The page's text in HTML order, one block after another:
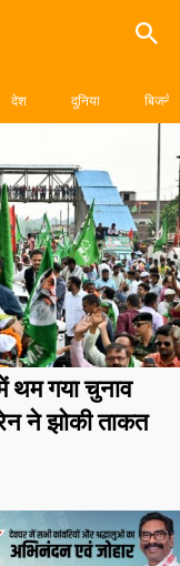
देश दुनिया बिजनेस
गया चुनाव
ने झोकी ताकत